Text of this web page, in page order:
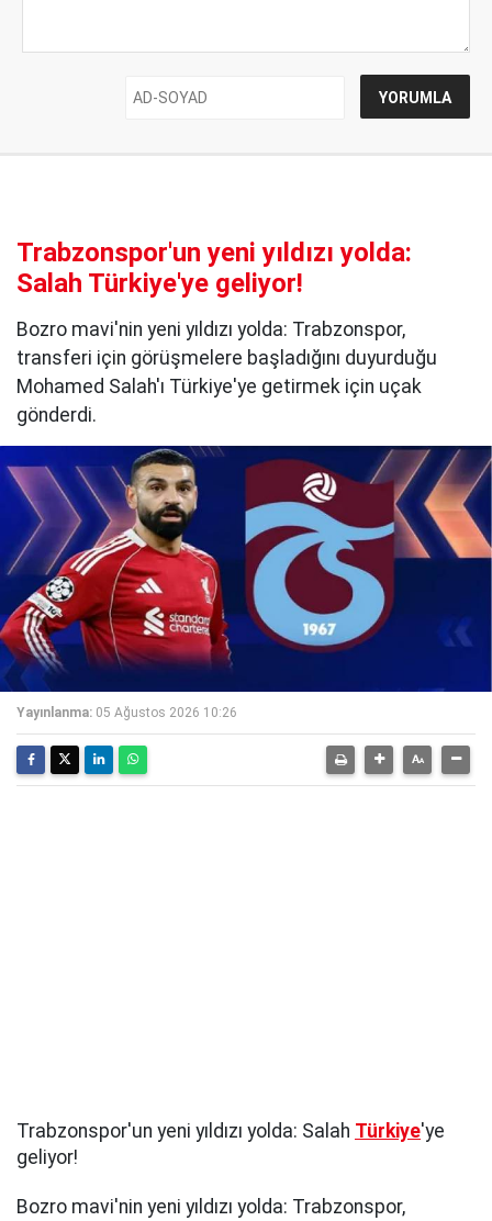
Trabzonspor'un yeni yıldızı yolda:
Salah Türkiye'ye geliyor!
Bozro mavi'nin yeni yıldızı yolda: Trabzonspor,
transferi için görüşmelere başladığını duyurduğu
Mohamed Salah'ı Türkiye'ye getirmek için uçak
gönderdi.
Yayınlanma: 05 Ağustos 2026 10:26
Trabzonspor'un yeni yıldızı yolda: Salah Türkiye'ye
geliyor!
Bozro mavi'nin yeni yıldızı yolda: Trabzonspor,